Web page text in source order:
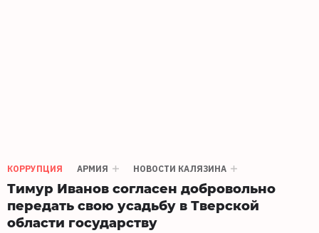
КОРРУПЦИЯ АРМИЯ НОВОСТИ КАЛЯЗИНА
Тимур Иванов согласен добровольно
передать свою усадьбу в Тверской
области государству